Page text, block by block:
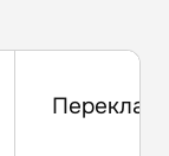
Переклад